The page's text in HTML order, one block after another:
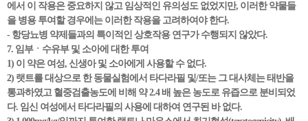
에서 이 작용은 중요하지 않고 임상적인 유의성도 없었지만, 이러한 약물들
을 병용 투여할 경우에는 이러한 작용을 고려하여야 한다.
- 항당뇨병 약제들과의 특이적인 상호작용 연구가 수행되지 않았다.
7. 임부ㆍ수유부 및 소아에 대한 투여
1) 이 약은 여성, 신생아 및 소아에게 사용할 수 없다.
2) 랫트를 대상으로 한 동물실험에서 타다라필 및/또는 그 대사체는 태반을
통과하였고 혈중검출농도에 비해 약 2.4 배 높은 농도로 유즙으로 분비되었
다. 임신 여성에서 타다라필의 사용에 대하여 연구된 바 없다.